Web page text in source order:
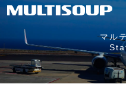
マル